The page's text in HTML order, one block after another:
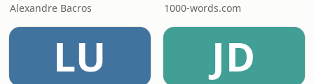
Alexandre Bacros 1000-words.com
LU JD